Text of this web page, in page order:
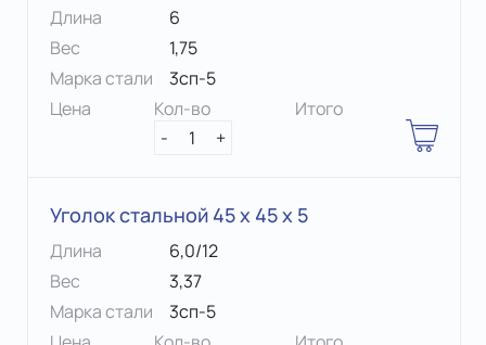
Длина
6
Вес
1,75
Марка стали
3сп-5
Цена
Кол-во
-
1 +
Итого
Уголок стальной 45 х 45 x 5
Длина
6,0/12
Вес
3,37
Марка стали
3сп-5